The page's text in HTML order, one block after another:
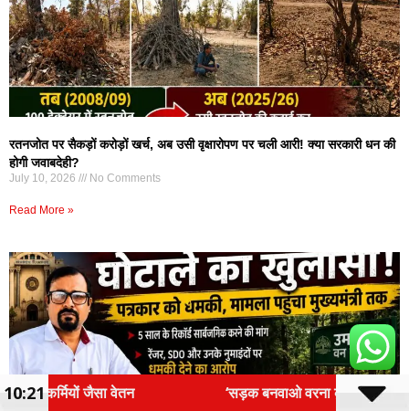
रतनजोत पर सैकड़ों करोड़ों खर्च, अब उसी वृक्षारोपण पर चली आरी! क्या सरकारी धन की
होगी जवाबदेही?
July 10, 2026 No Comments
Read More »
‘सड़क बनवाओ वरना कुर्सी से हटवा देंगे’, MP में जर्जर सड़क पर बच्ची ने
10:21